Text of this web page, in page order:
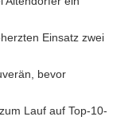
Einsatz zwei
bevor
Lauf auf Top-10-